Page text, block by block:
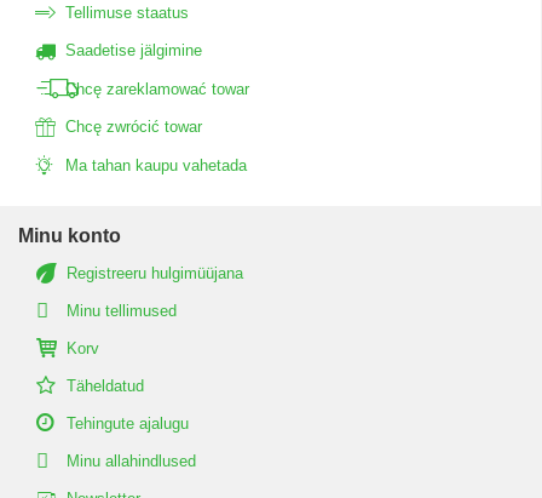
Tellimuse staatus
Saadetise jälgimine
Chcę zareklamować towar
Chcę zwrócić towar
Ma tahan kaupu vahetada
Minu konto
Registreeru hulgimüüjana
Minu tellimused
Korv
Täheldatud
Tehingute ajalugu
Minu allahindlused